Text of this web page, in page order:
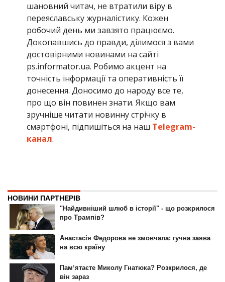
шановний читач, не втратили віру в
переяславську журналістику. Кожен
робочий день ми завзято працюємо.
Докопавшись до правди, ділимося з вами
достовірними новинами на сайті
ps.informator.ua. Робимо акцент на
точність інформації та оперативність її
донесення. Доносимо до народу все те,
про що він повинен знати. Якщо вам
зручніше читати новинну стрічку в
смартфоні, підпишіться на наш Telegram-
канал.